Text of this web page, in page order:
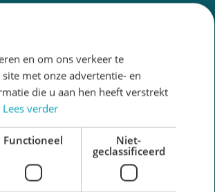
en om ons verkeer te
met onze advertentie- en
die u aan hen heeft verstrekt
Lees verder
Functioneel
Niet-
geclassificeerd